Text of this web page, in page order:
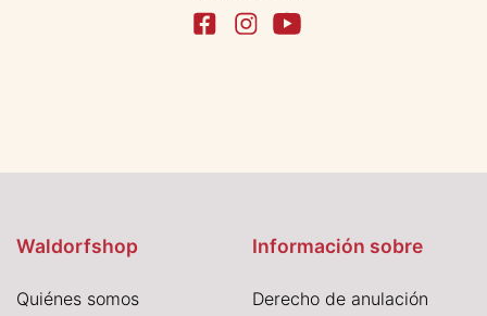
Waldorfshop
Quiénes somos
Información sobre
Derecho de anulación